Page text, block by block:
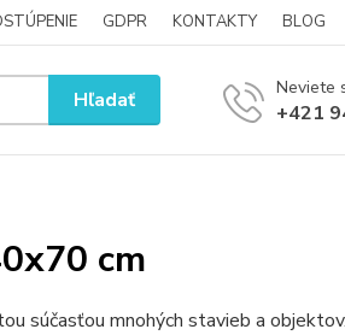
GDPR KONTAKTY BLOG
Hľadať Neviete
+421
cm
súčasťou mnohých stavieb a